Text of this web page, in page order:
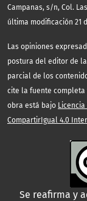
Campanas, s/n, Col.
última modificación 21
Las opiniones
postura del editor de
parcial de los
cite la fuente completa
obra está bajo
CompartirIgual 4.0
Se reafirma y